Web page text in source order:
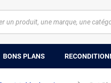
BONS PLANS